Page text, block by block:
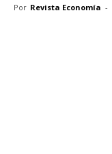
Por Revista Economía -